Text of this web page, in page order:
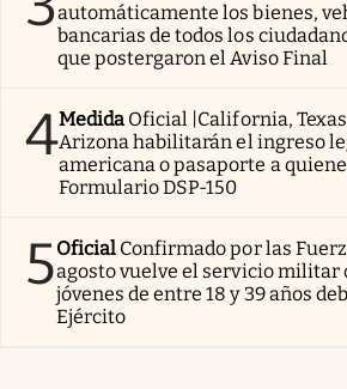
automáticamente los bienes,
bancarias de todos los
que postergaron el Aviso Final
4Medida Oficial |California,
Arizona habilitarán el ingreso
americana o pasaporte a
Formulario DSP-150
5Oficial Confirmado por las
agosto vuelve el servicio militar
jóvenes de entre 18 y 39 años
Ejército